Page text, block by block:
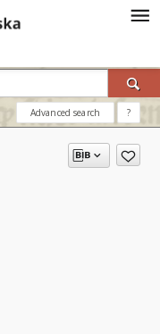
Advanced search ?